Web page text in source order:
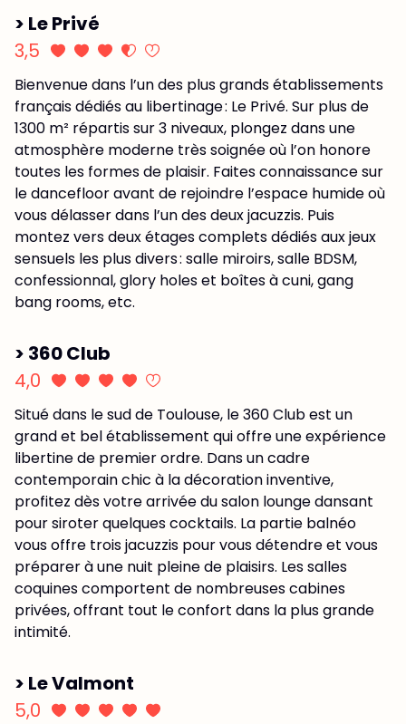
> Le Privé
3,5
Bienvenue dans l’un des plus grands établissements
français dédiés au libertinage : Le Privé. Sur plus de
1300 m² répartis sur 3 niveaux, plongez dans une
atmosphère moderne très soignée où l’on honore
toutes les formes de plaisir. Faites connaissance sur
le dancefloor avant de rejoindre l’espace humide où
vous délasser dans l’un des deux jacuzzis. Puis
montez vers deux étages complets dédiés aux jeux
sensuels les plus divers : salle miroirs, salle BDSM,
confessionnal, glory holes et boîtes à cuni, gang
bang rooms, etc.
> 360 Club
4,0
Situé dans le sud de Toulouse, le 360 Club est un
grand et bel établissement qui offre une expérience
libertine de premier ordre. Dans un cadre
contemporain chic à la décoration inventive,
profitez dès votre arrivée du salon lounge dansant
pour siroter quelques cocktails. La partie balnéo
vous offre trois jacuzzis pour vous détendre et vous
préparer à une nuit pleine de plaisirs. Les salles
coquines comportent de nombreuses cabines
privées, offrant tout le confort dans la plus grande
intimité.
> Le Valmont
5,0